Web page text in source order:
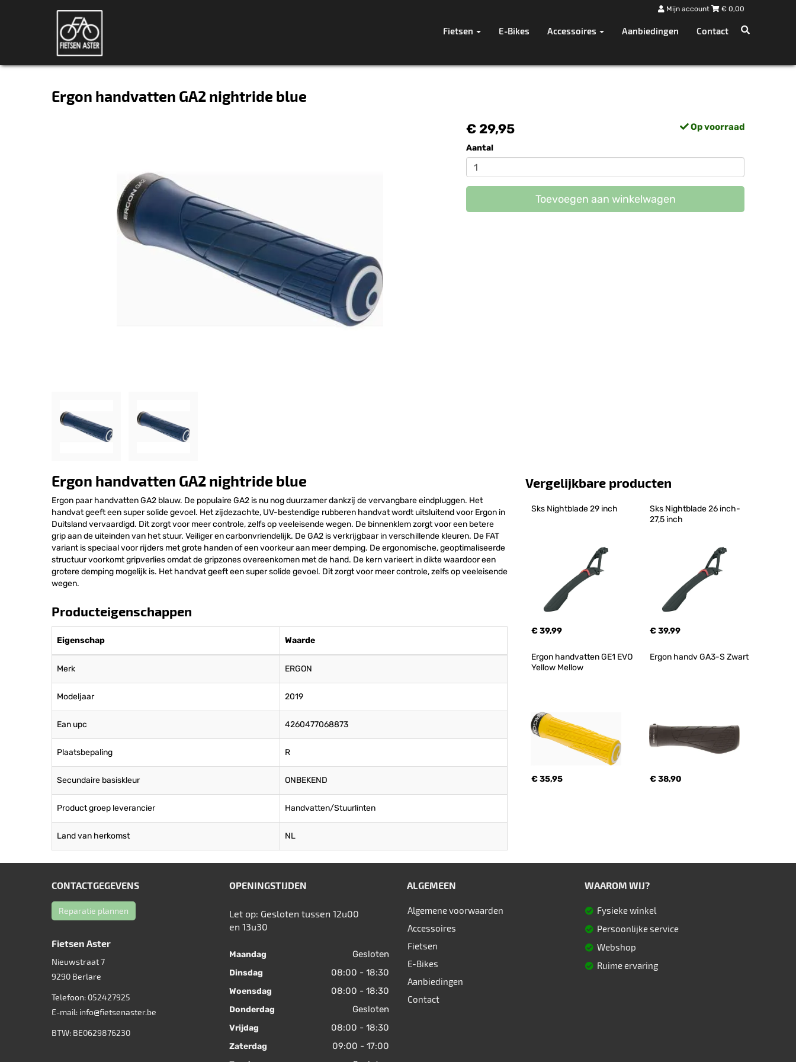
Mijn account € 0,00
Fietsen E-Bikes Accessoires Aanbiedingen Contact
Ergon handvatten GA2 nightride blue
€ 29,95 Op voorraad
Aantal
Toevoegen aan winkelwagen
Ergon handvatten GA2 nightride blue
Ergon paar handvatten GA2 blauw. De populaire GA2 is nu nog duurzamer dankzij de vervangbare eindpluggen. Het
handvat geeft een super solide gevoel. Het zijdezachte, UV-bestendige rubberen handvat wordt uitsluitend voor Ergon in
Duitsland vervaardigd. Dit zorgt voor meer controle, zelfs op veeleisende wegen. De binnenklem zorgt voor een betere
grip aan de uiteinden van het stuur. Veiliger en carbonvriendelijk. De GA2 is verkrijgbaar in verschillende kleuren. De FAT
variant is speciaal voor rijders met grote handen of een voorkeur aan meer demping. De ergonomische, geoptimaliseerde
structuur voorkomt gripverlies omdat de gripzones overeenkomen met de hand. De kern varieert in dikte waardoor een
grotere demping mogelijk is. Het handvat geeft een super solide gevoel. Dit zorgt voor meer controle, zelfs op veeleisende
wegen.
Producteigenschappen
Eigenschap Waarde
Merk ERGON
Modeljaar 2019
Ean upc 4260477068873
Plaatsbepaling R
Secundaire basiskleur ONBEKEND
Product groep leverancier Handvatten/Stuurlinten
Land van herkomst NL
Vergelijkbare producten
Sks Nightblade 29 inch
€ 39,99
Sks Nightblade 26 inch-
27,5 inch
€ 39,99
Ergon handvatten GE1 EVO
Yellow Mellow
€ 35,95
Ergon handv GA3-S Zwart
€ 38,90
CONTACTGEGEVENS
Reparatie plannen
Fietsen Aster
Nieuwstraat 7
9290 Berlare
Telefoon: 052427925
E-mail: info@fietsenaster.be
BTW: BE0629876230
OPENINGSTIJDEN
Let op: Gesloten tussen 12u00
en 13u30
Maandag Gesloten
Dinsdag 08:00 - 18:30
Woensdag 08:00 - 18:30
Donderdag Gesloten
Vrijdag 08:00 - 18:30
Zaterdag 09:00 - 17:00
ALGEMEEN
Algemene voorwaarden
Accessoires
Fietsen
E-Bikes
Aanbiedingen
Contact
WAAROM WIJ?
Fysieke winkel
Persoonlijke service
Webshop
Ruime ervaring